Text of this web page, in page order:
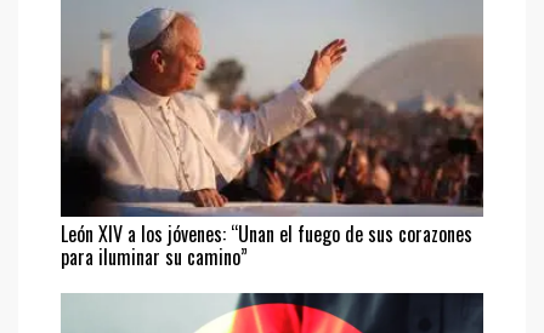
León XIV a los jóvenes: “Unan el fuego de sus corazones
para iluminar su camino”